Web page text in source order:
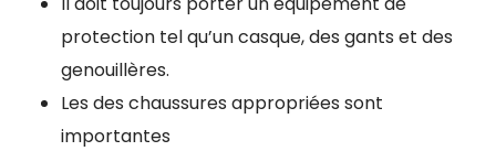
protection tel qu’un casque, des gants et des
genouillères.
Les des chaussures appropriées sont
importantes